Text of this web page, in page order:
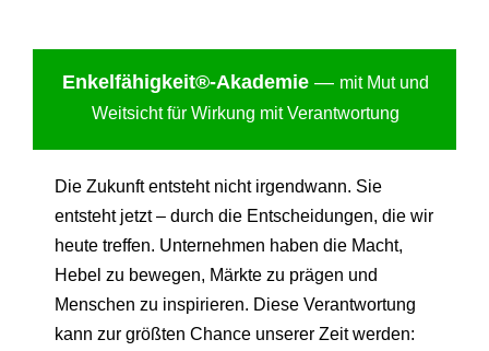
Enkelfähigkeit®-Akademie — mit Mut und
Weitsicht für Wirkung mit Verantwortung
Die Zukunft entsteht nicht irgendwann. Sie
entsteht jetzt – durch die Entscheidungen, die wir
heute treffen. Unternehmen haben die Macht,
Hebel zu bewegen, Märkte zu prägen und
Menschen zu inspirieren. Diese Verantwortung
kann zur größten Chance unserer Zeit werden: